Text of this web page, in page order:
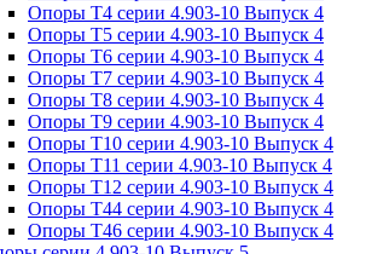
Опоры Т4 серии 4.903-10 Выпуск 4
Опоры Т5 серии 4.903-10 Выпуск 4
Опоры Т6 серии 4.903-10 Выпуск 4
Опоры Т7 серии 4.903-10 Выпуск 4
Опоры Т8 серии 4.903-10 Выпуск 4
Опоры Т9 серии 4.903-10 Выпуск 4
Опоры Т10 серии 4.903-10 Выпуск 4
Опоры Т11 серии 4.903-10 Выпуск 4
Опоры Т12 серии 4.903-10 Выпуск 4
Опоры Т44 серии 4.903-10 Выпуск 4
Опоры Т46 серии 4.903-10 Выпуск 4